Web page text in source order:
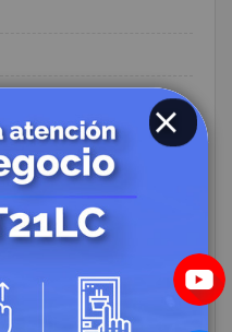
el Hogar
CLOSE